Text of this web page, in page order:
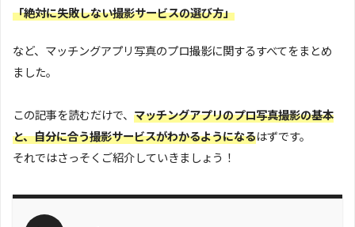
「絶対に失敗しない撮影サービスの選び方」
など、マッチングアプリ写真のプロ撮影に関するすべてをまとめ
ました。
この記事を読むだけで、 マッチングアプリのプロ写真撮影の基本
と、自分に合う撮影サービスがわかるようになるはずです。
それではさっそくご紹介していきましょう！